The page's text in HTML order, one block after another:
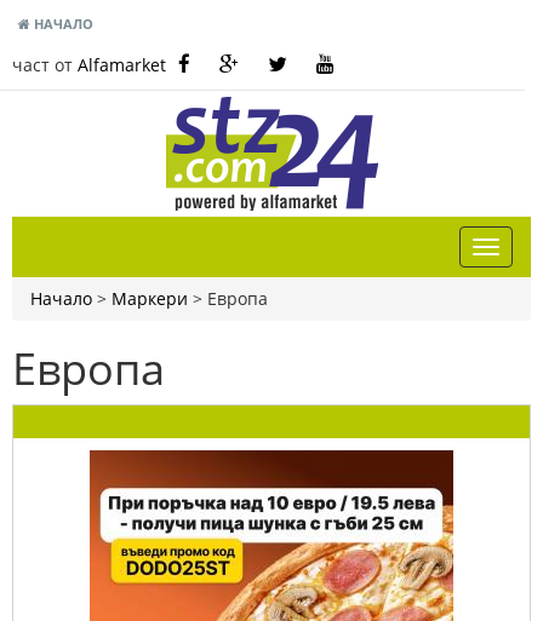
НАЧАЛО
част от Alfamarket
Начало > Маркери > Европа
Европа